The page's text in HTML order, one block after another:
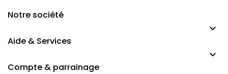
Notre société

Aide & Services

Compte & parrainage